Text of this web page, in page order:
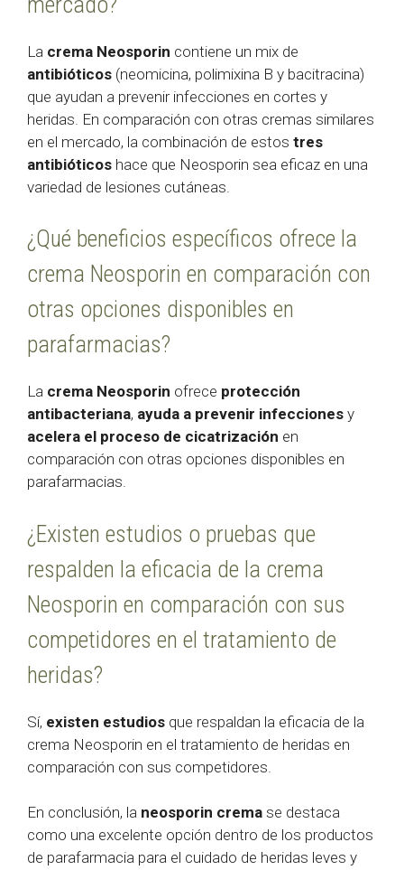
La crema Neosporin contiene un mix de
antibióticos (neomicina, polimixina B y bacitracina)
que ayudan a prevenir infecciones en cortes y
heridas. En comparación con otras cremas similares
en el mercado, la combinación de estos tres
antibióticos hace que Neosporin sea eficaz en una
variedad de lesiones cutáneas.
¿Qué beneficios específicos ofrece la
crema Neosporin en comparación con
otras opciones disponibles en
parafarmacias?
La crema Neosporin ofrece protección
antibacteriana, ayuda a prevenir infecciones y
acelera el proceso de cicatrización en
comparación con otras opciones disponibles en
parafarmacias.
¿Existen estudios o pruebas que
respalden la eficacia de la crema
Neosporin en comparación con sus
competidores en el tratamiento de
heridas?
Sí, existen estudios que respaldan la eficacia de la
crema Neosporin en el tratamiento de heridas en
comparación con sus competidores.
En conclusión, la neosporin crema se destaca
como una excelente opción dentro de los productos
de parafarmacia para el cuidado de heridas leves y